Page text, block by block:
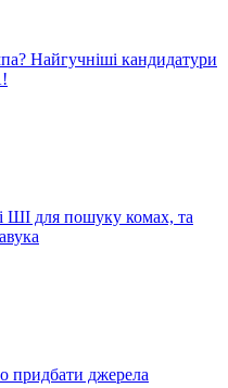
Найгучніші кандидатури
ШІ для пошуку комах, та
придбати джерела